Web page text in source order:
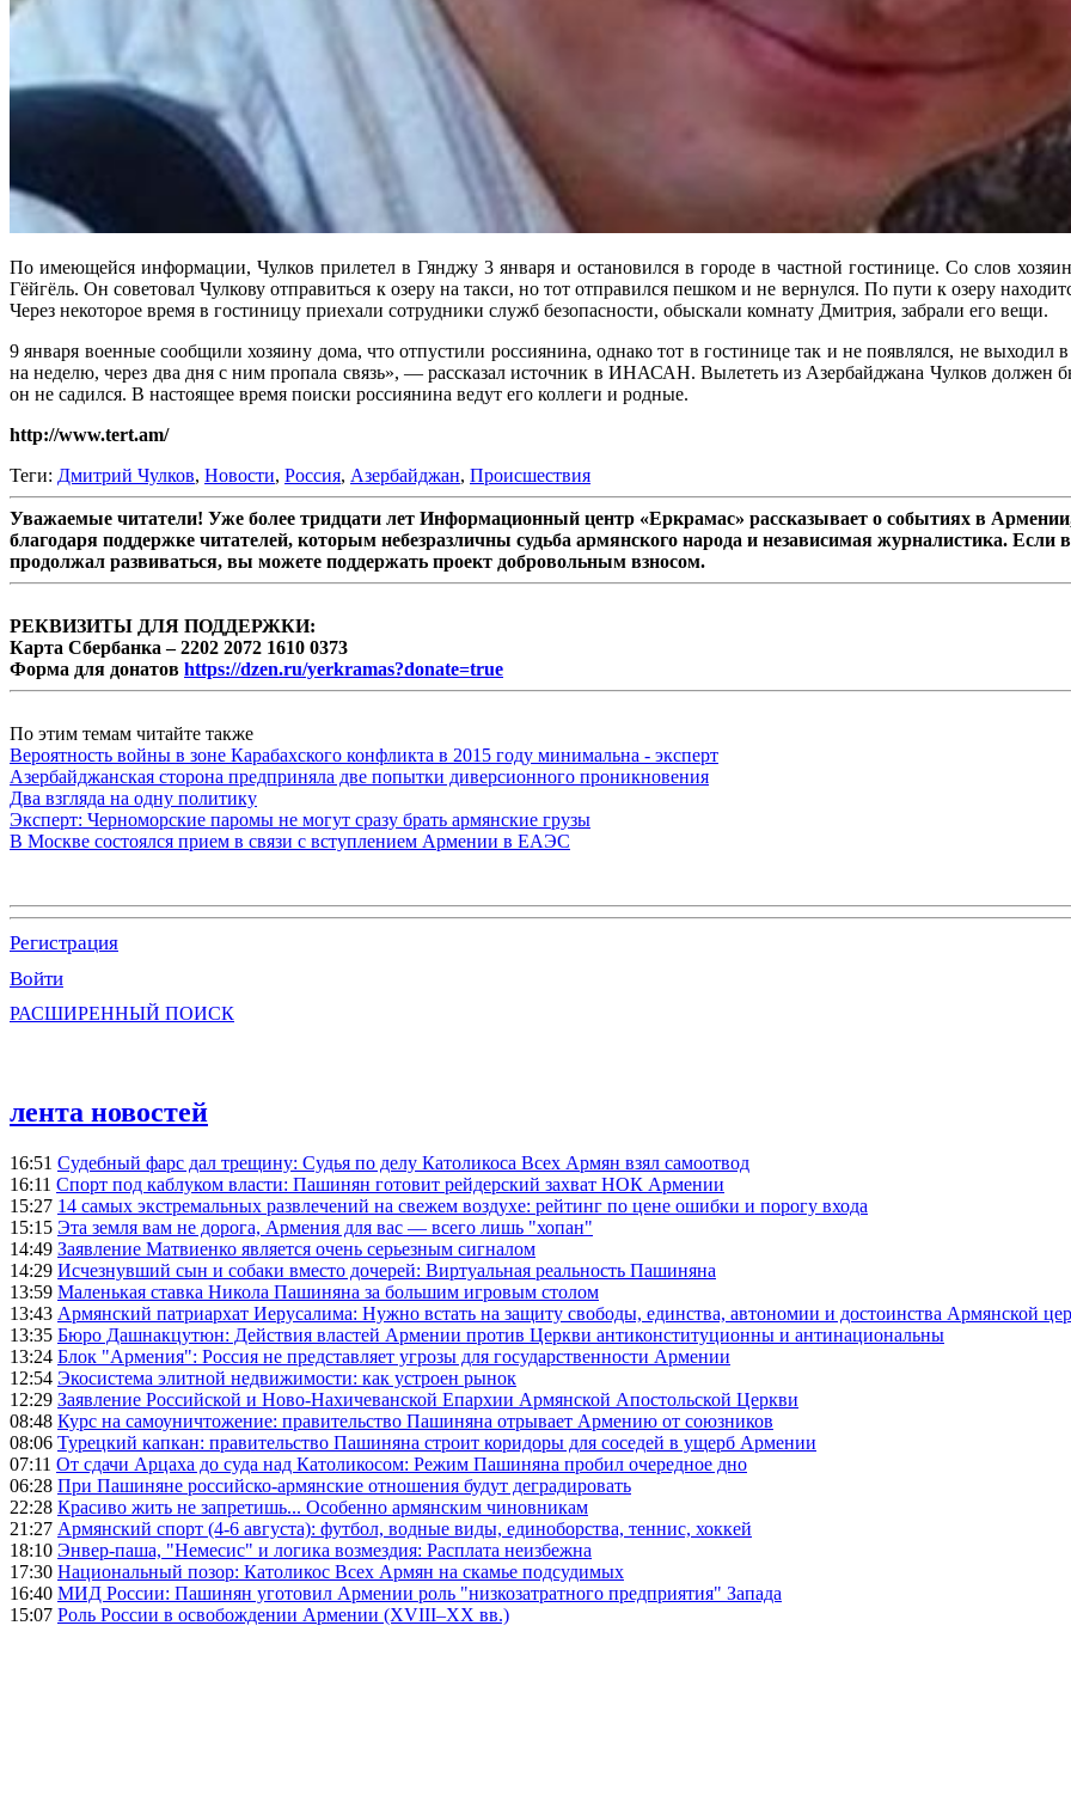
По имеющейся информации, Чулков прилетел в Гянджу 3 января и остановился в городе в частной гостинице. Со слов
Гёйгёль. Он советовал Чулкову отправиться к озеру на такси, но тот отправился пешком и не вернулся. По пути к озеру
Через некоторое время в гостиницу приехали сотрудники служб безопасности, обыскали комнату Дмитрия, забрали его вещи.
9 января военные сообщили хозяину дома, что отпустили россиянина, однако тот в гостинице так и не появлялся, не выходил
на неделю, через два дня с ним пропала связь», — рассказал источник в ИНАСАН. Вылететь из Азербайджана Чулков должен
он не садился. В настоящее время поиски россиянина ведут его коллеги и родные.
http://www.tert.am/
Теги: Дмитрий Чулков, Новости, Россия, Азербайджан, Происшествия
Уважаемые читатели! Уже более тридцати лет Информационный центр «Еркрамас» рассказывает о событиях в
благодаря поддержке читателей, которым небезразличны судьба армянского народа и независимая журналистика.
продолжал развиваться, вы можете поддержать проект добровольным взносом.
РЕКВИЗИТЫ ДЛЯ ПОДДЕРЖКИ:
Карта Сбербанка – 2202 2072 1610 0373
Форма для донатов https://dzen.ru/yerkramas?donate=true
По этим темам читайте также
Вероятность войны в зоне Карабахского конфликта в 2015 году минимальна - эксперт
Азербайджанская сторона предприняла две попытки диверсионного проникновения
Два взгляда на одну политику
Эксперт: Черноморские паромы не могут сразу брать армянские грузы
В Москве состоялся прием в связи с вступлением Армении в ЕАЭС
Регистрация
Войти
РАСШИРЕННЫЙ ПОИСК
лента новостей
16:51 Судебный фарс дал трещину: Судья по делу Католикоса Всех Армян взял самоотвод
16:11 Спорт под каблуком власти: Пашинян готовит рейдерский захват НОК Армении
15:27 14 самых экстремальных развлечений на свежем воздухе: рейтинг по цене ошибки и порогу входа
15:15 Эта земля вам не дорога, Армения для вас — всего лишь "хопан"
14:49 Заявление Матвиенко является очень серьезным сигналом
14:29 Исчезнувший сын и собаки вместо дочерей: Виртуальная реальность Пашиняна
13:59 Маленькая ставка Никола Пашиняна за большим игровым столом
13:43 Армянский патриархат Иерусалима: Нужно встать на защиту свободы, единства, автономии и достоинства Армянской
13:35 Бюро Дашнакцутюн: Действия властей Армении против Церкви антиконституционны и антинациональны
13:24 Блок "Армения": Россия не представляет угрозы для государственности Армении
12:54 Экосистема элитной недвижимости: как устроен рынок
12:29 Заявление Российской и Ново-Нахичеванской Епархии Армянской Апостольской Церкви
08:48 Курс на самоуничтожение: правительство Пашиняна отрывает Армению от союзников
08:06 Турецкий капкан: правительство Пашиняна строит коридоры для соседей в ущерб Армении
07:11 От сдачи Арцаха до суда над Католикосом: Режим Пашиняна пробил очередное дно
06:28 При Пашиняне российско-армянские отношения будут деградировать
22:28 Красиво жить не запретишь... Особенно армянским чиновникам
21:27 Армянский спорт (4-6 августа): футбол, водные виды, единоборства, теннис, хоккей
18:10 Энвер-паша, "Немесис" и логика возмездия: Расплата неизбежна
17:30 Национальный позор: Католикос Всех Армян на скамье подсудимых
16:40 МИД России: Пашинян уготовил Армении роль "низкозатратного предприятия" Запада
15:07 Роль России в освобождении Армении (XVIII–XX вв.)